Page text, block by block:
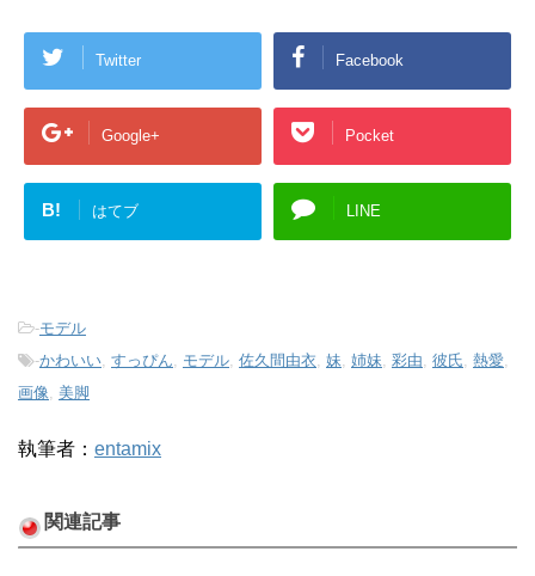
Twitter Facebook
Google+ Pocket
B! はてブ LINE
-モデル
-かわいい すっぴん モデル 佐久間由衣 妹 姉妹 彩由 彼氏 熱愛
画像
美脚
執筆者： entamix
関連記事